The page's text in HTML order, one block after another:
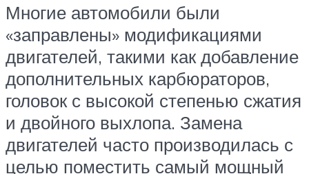
Многие автомобили были
«заправлены» модификациями
двигателей, такими как добавление
дополнительных карбюраторов,
головок с высокой степенью сжатия
и двойного выхлопа. Замена
двигателей часто производилась с
целью поместить самый мощный